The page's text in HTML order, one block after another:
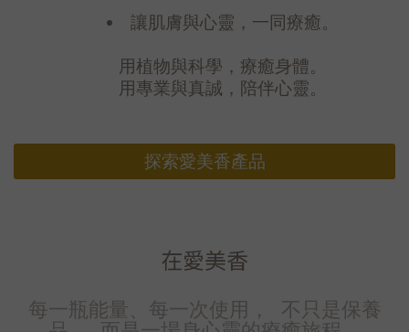
讓肌膚與心靈，一同療癒。
用植物與科學，療癒身體。
用專業與真誠，陪伴心靈。
探索愛美香產品
在愛美香
每一瓶能量、每一次使用， 不只是保養